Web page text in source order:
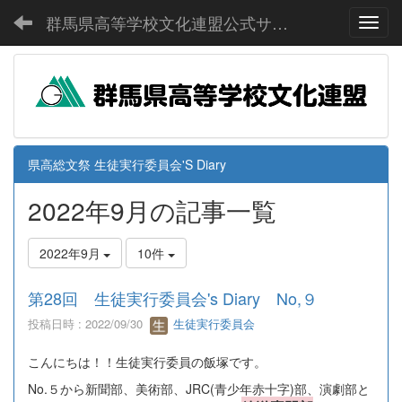
群馬県高等学校文化連盟公式サイト
県高総文祭 生徒実行委員会'S Diary
2022年9月の記事一覧
2022年9月 10件
第28回 生徒実行委員会's Diary No,９
投稿日時 : 2022/09/30 生徒実行委員会
こんにちは！！生徒実行委員の飯塚です。
No.５から新聞部、美術部、JRC(青少年赤十字)部、演劇部と